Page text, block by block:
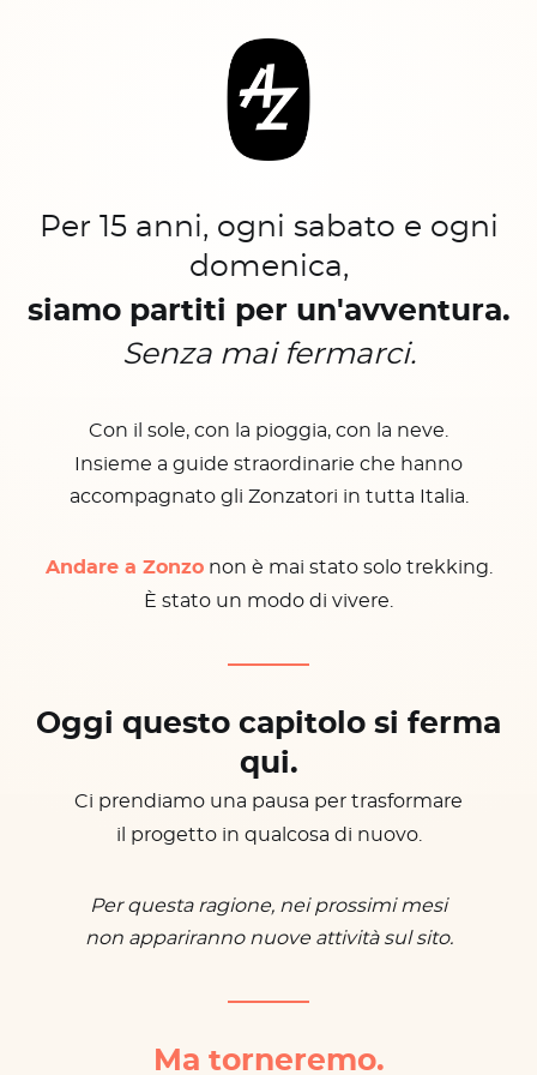
Per 15 anni, ogni sabato e ogni
domenica,
siamo partiti per un'avventura.
Senza mai fermarci.
Con il sole, con la pioggia, con la neve.
Insieme a guide straordinarie che hanno
accompagnato gli Zonzatori in tutta Italia.
Andare a Zonzonon è mai stato solo trekking.
È stato un modo di vivere.
Oggi questo capitolo si ferma
qui.
Ci prendiamo una pausa per trasformare
il progetto in qualcosa di nuovo.
Per questa ragione, nei prossimi mesi
non appariranno nuove attività sul sito.
Ma torneremo.